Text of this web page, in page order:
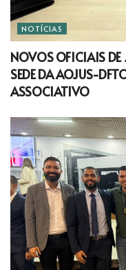
NOTÍCIAS
NOVOS OFICIAIS
SEDE DA AOJUS-
ASSOCIATIVO